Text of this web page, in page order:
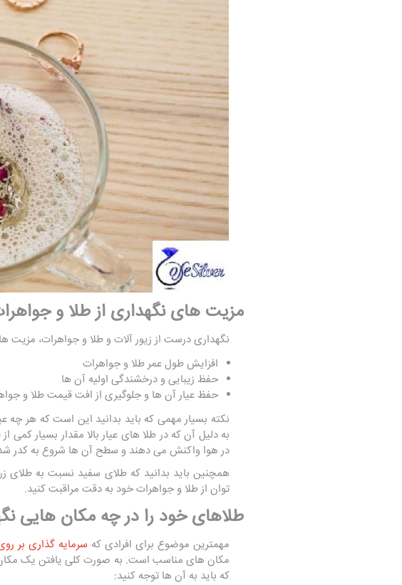
مزیت های نگهداری از طلا و
نگهداری درست از زیور آلات و طلا و جواهرات، مزیت
افزایش طول عمر طلا و جواهرات
حفظ زیبایی و درخشندگی اولیه آن ها
حفظ عیار آن ها و جلوگیری از افت قیمت طلا و
نکته بسیار مهمی که باید بدانید این است که هر چه
به دلیل آن که در طلا های عیار بالا مقدار بسیار کمی
در هوا واکنش می دهند و سطح آن ها شروع به کدر
همچنین باید بدانید که طلای سفید نسبت به طلای
توان از طلا و جواهرات خود به دقت مراقبت کنید.
طلاهای خود را در چه مکان هایی
مهمترین موضوع برای افرادی که سرمایه گذاری بر
مکان های مناسب است. به صورت کلی یافتن یک مکان
که باید به آن ها توجه کنید: